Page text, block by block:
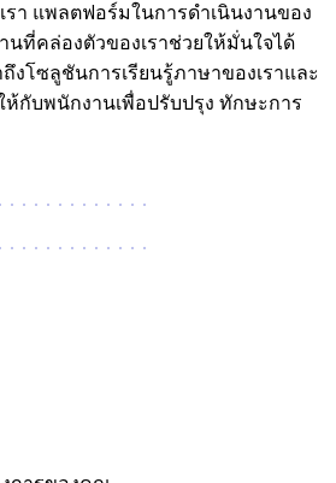
รา แพลตฟอร์มในการดําเนินงานของ
นที่คล่องตัวของเราช่วยให้มั่นใจได้
งโซลูชันการเรียนรู้ภาษาของเราและ
กับพนักงานเพื่อปรับปรุง ทักษะการ